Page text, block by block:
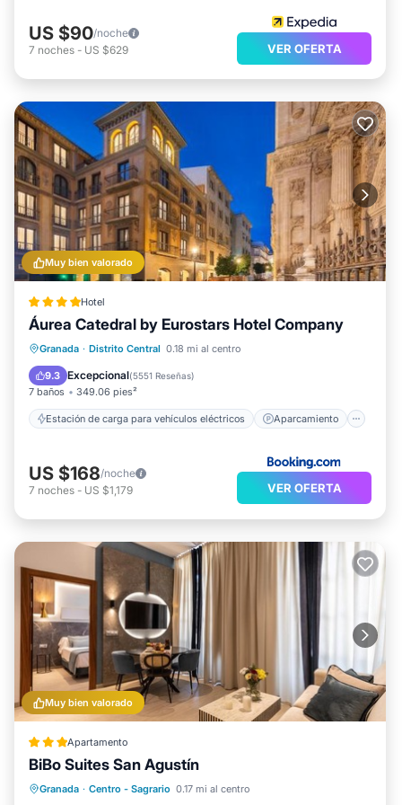
US $90/noche
7 noches - US $629 VER OFERTA
Muy bien valorado
Hotel
Áurea Catedral by Eurostars Hotel Company
Granada · Distrito Central 0.18 mi al centro
9.3 Excepcional(5551 Reseñas)
7 baños 349.06 pies²
Estación de carga para vehículos eléctricos Aparcamiento
Estación de carga para vehículos eléctricos
Aparcamiento
Balcón/Terraza
Aire acondicionado
US $168/noche
7 noches - US $1,179 VER OFERTA
Muy bien valorado
Apartamento
BiBo Suites San Agustín
Granada · Centro - Sagrario 0.17 mi al centro
Aparcamiento
Aire acondicionado